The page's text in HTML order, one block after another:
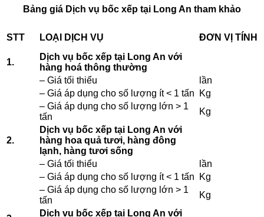
Bảng giá Dịch vụ bốc xếp tại Long An tham khảo
STT LOẠI DỊCH VỤ ĐƠN VỊ TÍNH
1.
Dịch vụ bốc xếp tại Long An với
hàng hoá thông thường
– Giá tối thiểu
lần
– Giá áp dụng cho số lượng ít < 1 tấn
Kg
– Giá áp dụng cho số lượng lớn > 1
tấn
Kg
2.
Dịch vụ bốc xếp tại Long An với
hàng hoa quả tươi, hàng đông
lạnh, hàng tươi sống
– Giá tối thiểu
lần
– Giá áp dụng cho số lượng ít < 1 tấn
Kg
– Giá áp dụng cho số lượng lớn > 1
tấn
Kg
Dịch vụ bốc xếp tại Long An với